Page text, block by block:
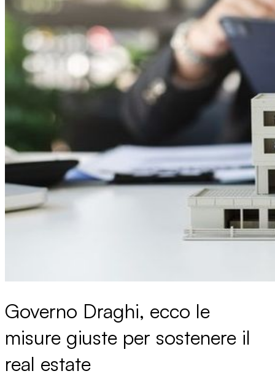
Governo Draghi, ecco le
misure giuste per sostenere il
real estate